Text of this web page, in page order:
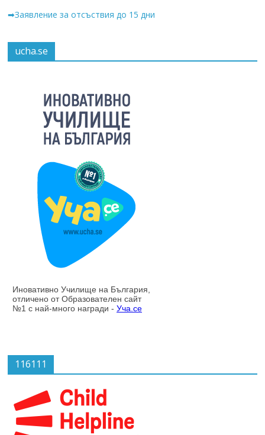
➡Заявление за отсъствия до 15 дни
ucha.se
116111